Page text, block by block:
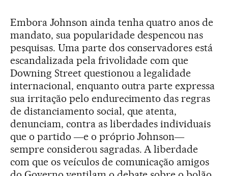
Embora Johnson ainda tenha quatro anos de
mandato, sua popularidade despencou nas
pesquisas. Uma parte dos conservadores está
escandalizada pela frivolidade com que
Downing Street questionou a legalidade
internacional, enquanto outra parte expressa
sua irritação pelo endurecimento das regras
de distanciamento social, que atenta,
denunciam, contra as liberdades individuais
que o partido ―e o próprio Johnson―
sempre considerou sagradas. A liberdade
com que os veículos de comunicação amigos